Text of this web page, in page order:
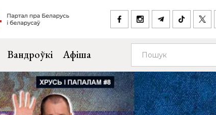
Вандроўкі Афіша